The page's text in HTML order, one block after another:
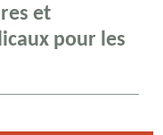
et
pour les